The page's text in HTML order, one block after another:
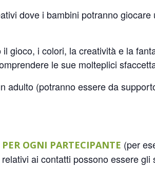
dove i bambini potranno giocare
gioco, i colori, la creatività e la
le sue molteplici
adulto (potranno essere da
OGNI PARTECIPANTE (per
ai contatti possono essere